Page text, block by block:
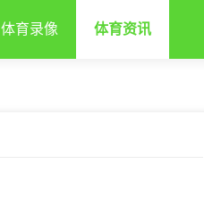
体育录像 体育资讯